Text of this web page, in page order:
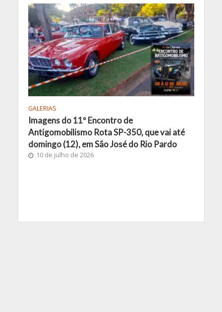
GALERIAS
Imagens do 11º Encontro de
Antigomobilismo Rota SP-350, que vai até
domingo (12), em São José do Rio Pardo
10 de julho de 2026